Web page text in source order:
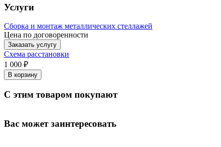
Услуги
Сборка и монтаж металлических стеллажей
Цена по договоренности
Заказать услугу
Схема расстановки
1 000 ₽
В корзину
С этим товаром покупают
Вас может заинтересовать